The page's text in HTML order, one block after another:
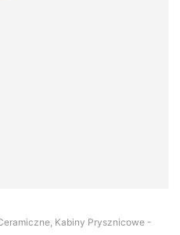
Kabiny Prysznicowe -